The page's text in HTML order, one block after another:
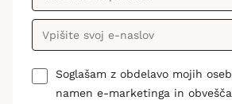
Soglašam z obdelavo mojih
namen e-marketinga in